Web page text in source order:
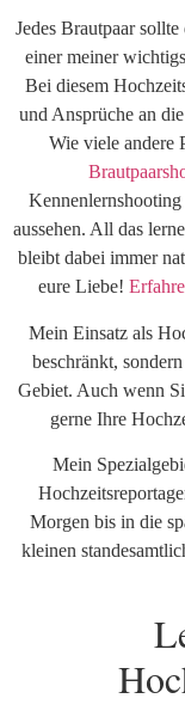
Jedes Brautpaar
einer meiner
Bei diesem
und Ansprüche an
Wie viele andere
aussehen. All das
bleibt dabei immer
eure Liebe!
Mein Einsatz als
beschränkt,
Gebiet. Auch wenn
gerne Ihre
Mein
Morgen bis in die
kleinen